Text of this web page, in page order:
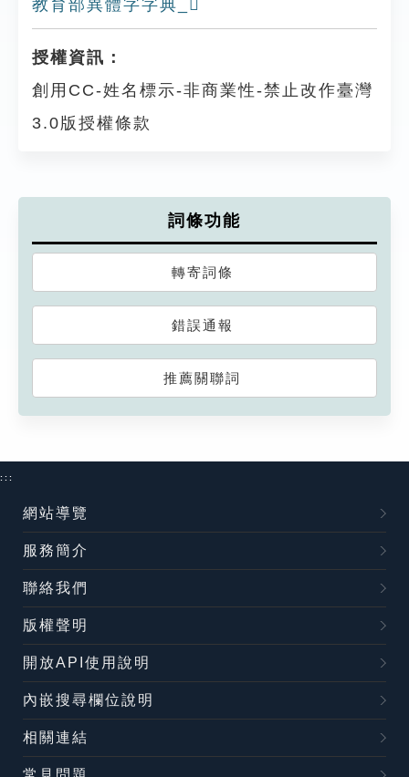
教育部異體字字典_𤾦
授權資訊：
創用CC-姓名標示-非商業性-禁止改作臺灣
3.0版授權條款
詞條功能
轉寄詞條
錯誤通報
推薦關聯詞
:::
網站導覽
服務簡介
聯絡我們
版權聲明
開放API使用說明
內嵌搜尋欄位說明
相關連結